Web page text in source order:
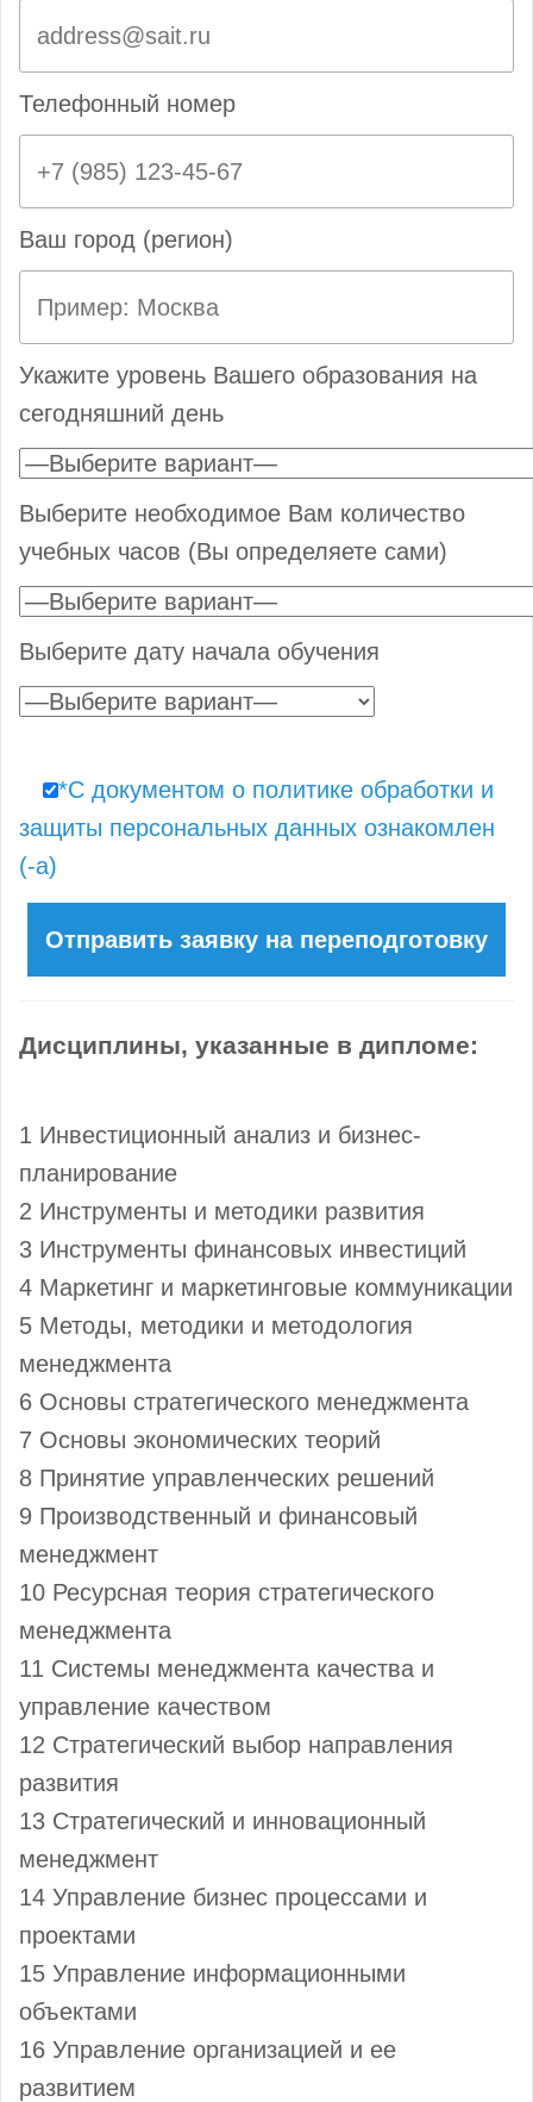
Телефонный номер
Ваш город (регион)
Укажите уровень Вашего образования на
сегодняшний день
Выберите необходимое Вам количество
учебных часов (Вы определяете сами)
Выберите дату начала обучения
*С документом о политике обработки и
защиты персональных данных ознакомлен
(-а)
Дисциплины, указанные в дипломе:
1 Инвестиционный анализ и бизнес-
планирование
2 Инструменты и методики развития
3 Инструменты финансовых инвестиций
4 Маркетинг и маркетинговые коммуникации
5 Методы, методики и методология
менеджмента
6 Основы стратегического менеджмента
7 Основы экономических теорий
8 Принятие управленческих решений
9 Производственный и финансовый
менеджмент
10 Ресурсная теория стратегического
менеджмента
11 Системы менеджмента качества и
управление качеством
12 Стратегический выбор направления
развития
13 Стратегический и инновационный
менеджмент
14 Управление бизнес процессами и
проектами
15 Управление информационными
объектами
16 Управление организацией и ее
развитием